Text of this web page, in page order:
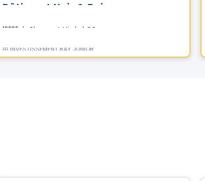
Bâtiment Noir & Bois
12280 de Chaumont, Mirabel, QC
由 INVESTISSEMENT RAY JUNIOR